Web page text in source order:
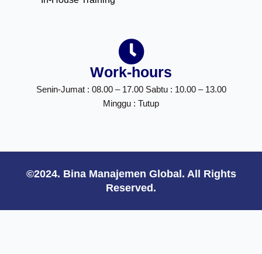
Work-hours
Senin-Jumat : 08.00 – 17.00 Sabtu : 10.00 – 13.00
Minggu : Tutup
©2024. Bina Manajemen Global. All Rights
Reserved.